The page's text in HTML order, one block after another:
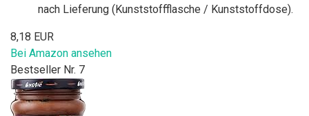
nach Lieferung (Kunststoffflasche / Kunststoffdose).
8,18 EUR
Bei Amazon ansehen
Bestseller Nr. 7